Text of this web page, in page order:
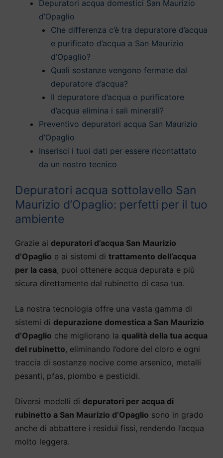
Depuratori acqua domestici San Maurizio
d’Opaglio
Che differenza c’è tra depuratore d’acqua
e purificato d’acqua a San Maurizio
d’Opaglio?
Quali sostanze vengono fermate dal
depuratore d’acqua?
Il depuratore d’acqua o purificatore
d’acqua elimina i sali minerali?
Preventivo depuratori acqua San Maurizio
d’Opaglio
Inserisci i tuoi dati per essere ricontattato
da un nostro tecnico
Depuratori acqua sottolavello San
Maurizio d’Opaglio: perfetti per il tuo
ambiente
Grazie ai depuratori d’acqua San Maurizio
d’Opaglio e ai sistemi di trattamento dell’acqua
per la casa, puoi ottenere acqua depurata e più
sicura direttamente dal rubinetto di casa tua.
La nostra tecnologia offre una vasta gamma di
sistemi di depurazione domestica a San Maurizio
d’Opaglio che migliorano la qualità della tua acqua
del rubinetto, eliminando l’odore del cloro e ogni
traccia di sostanze nocive come arsenico, metalli
pesanti, pfas, piombo e pesticidi.
Diversi modelli di depuratori per acqua di
rubinetto a San Maurizio d’Opaglio sono in grado
anche di abbattere i residui fissi, rendendo l’acqua
molto leggera.